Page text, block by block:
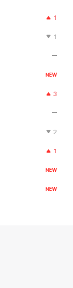
1
1
NEW
3
2
1
NEW
NEW